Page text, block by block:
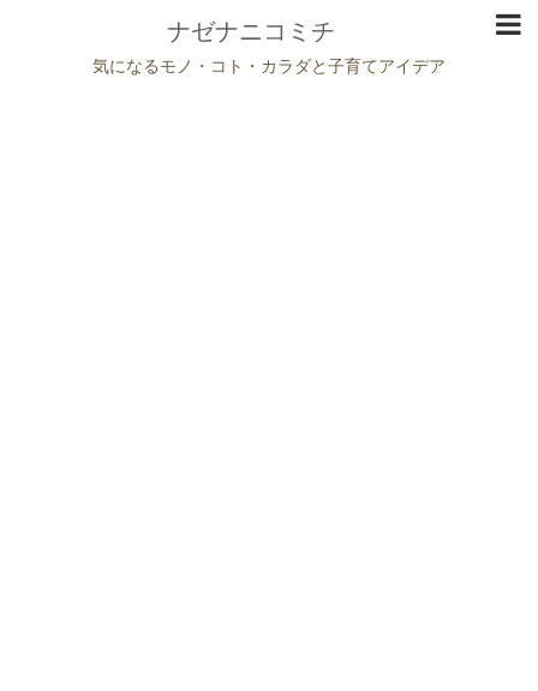
ナゼナニコミチ
気になるモノ・コト・カラダと子育てアイデア